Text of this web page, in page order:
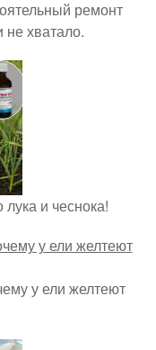
ремонт
не хватало.
и чеснока!
у ели желтеют